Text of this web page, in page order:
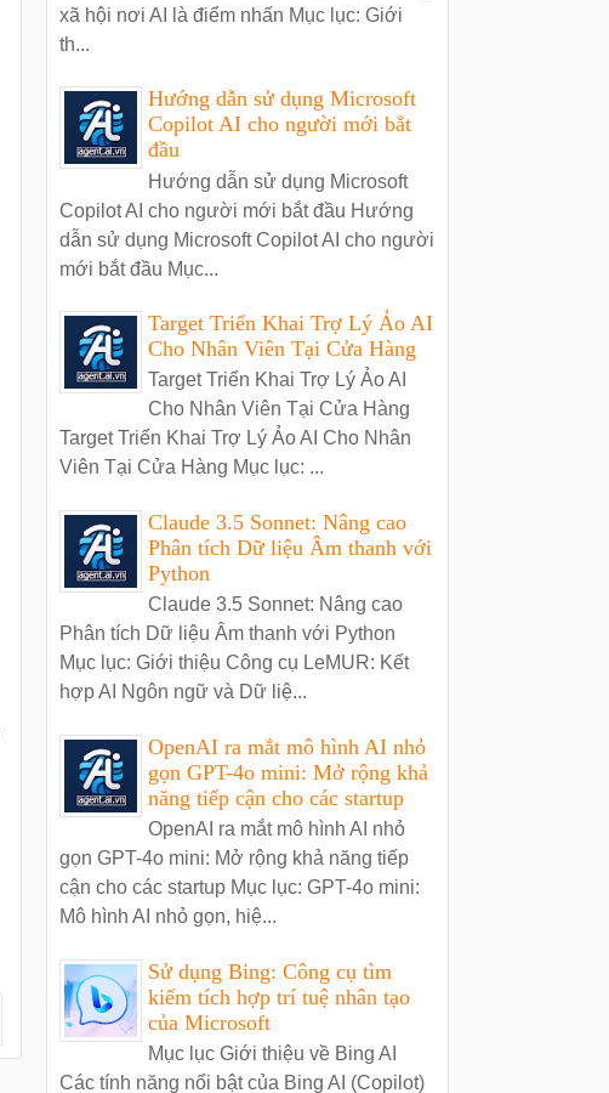
xã hội nơi AI là điểm nhấn Mục lục: Giới
th...
Hướng dẫn sử dụng Microsoft
Copilot AI cho người mới bắt
đầu
Hướng dẫn sử dụng Microsoft
Copilot AI cho người mới bắt đầu Hướng
dẫn sử dụng Microsoft Copilot AI cho người
mới bắt đầu Mục...
Target Triển Khai Trợ Lý Ảo AI
Cho Nhân Viên Tại Cửa Hàng
Target Triển Khai Trợ Lý Ảo AI
Cho Nhân Viên Tại Cửa Hàng
Target Triển Khai Trợ Lý Ảo AI Cho Nhân
Viên Tại Cửa Hàng Mục lục: ...
Claude 3.5 Sonnet: Nâng cao
Phân tích Dữ liệu Âm thanh với
Python
Claude 3.5 Sonnet: Nâng cao
Phân tích Dữ liệu Âm thanh với Python
Mục lục: Giới thiệu Công cụ LeMUR: Kết
hợp AI Ngôn ngữ và Dữ liệ...
OpenAI ra mắt mô hình AI nhỏ
gọn GPT-4o mini: Mở rộng khả
năng tiếp cận cho các startup
OpenAI ra mắt mô hình AI nhỏ
gọn GPT-4o mini: Mở rộng khả năng tiếp
cận cho các startup Mục lục: GPT-4o mini:
Mô hình AI nhỏ gọn, hiệ...
Sử dụng Bing: Công cụ tìm
kiếm tích hợp trí tuệ nhân tạo
của Microsoft
Mục lục Giới thiệu về Bing AI
Các tính năng nổi bật của Bing AI (Copilot)